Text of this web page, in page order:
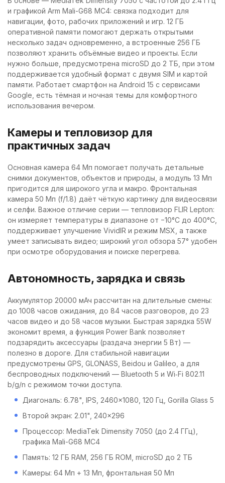
и графикой Arm Mali-G68 MC4: связка подходит для
навигации, фото, рабочих приложений и игр. 12 ГБ
оперативной памяти помогают держать открытыми
несколько задач одновременно, а встроенные 256 ГБ
позволяют хранить объёмные видео и проекты. Если
нужно больше, предусмотрена microSD до 2 ТБ, при этом
поддерживается удобный формат с двумя SIM и картой
памяти. Работает смартфон на Android 15 с сервисами
Google, есть тёмная и ночная темы для комфортного
использования вечером.
Камеры и тепловизор для
практичных задач
Основная камера 64 Мп помогает получать детальные
снимки документов, объектов и природы, а модуль 13 Мп
пригодится для широкого угла и макро. Фронтальная
камера 50 Мп (f/1.8) даёт чёткую картинку для видеосвязи
и селфи. Важное отличие серии — тепловизор FLIR Lepton:
он измеряет температуры в диапазоне от −10°С до 400°С,
поддерживает улучшение VividIR и режим MSX, а также
умеет записывать видео; широкий угол обзора 57° удобен
при осмотре оборудования и поиске перегрева.
Автономность, зарядка и связь
Аккумулятор 20000 мАч рассчитан на длительные смены:
до 1008 часов ожидания, до 84 часов разговоров, до 23
часов видео и до 58 часов музыки. Быстрая зарядка 55W
экономит время, а функция Power Bank позволяет
подзарядить аксессуары (раздача энергии 5 Вт) —
полезно в дороге. Для стабильной навигации
предусмотрены GPS, GLONASS, Beidou и Galileo, а для
беспроводных подключений — Bluetooth 5 и Wi‑Fi 802.11
b/g/n с режимом точки доступа.
Диагональ: 6.78", IPS, 2460×1080, 120 Гц, Gorilla Glass 5
Второй экран: 2.01", 240×296
Процессор: MediaTek Dimensity 7050 (до 2.4 ГГц),
графика Mali-G68 MC4
Память: 12 ГБ RAM, 256 ГБ ROM, microSD до 2 ТБ
Камеры: 64 Мп + 13 Мп, фронтальная 50 Мп